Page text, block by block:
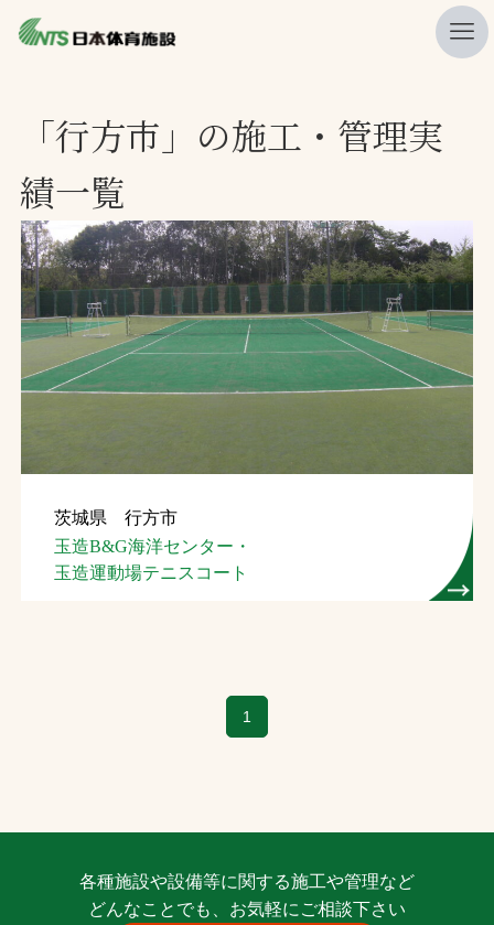
ニュース
プレスリリース
レポート
製品・サービス一覧
施工・管理実績一覧
会社概要
検索
お問合せ
お取引先の皆様へ
「行方市」の施工・管理実
績一覧
茨城県 行方市
玉造B&G海洋センター・
玉造運動場テニスコート
1
各種施設や設備等に関する施工や管理など
どんなことでも、お気軽にご相談下さい